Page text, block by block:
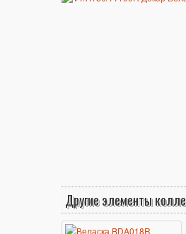
Другие элементы